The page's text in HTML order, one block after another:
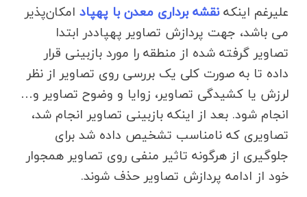
علیرغم اینکهنقشه برداری معدن با پهپاد امکان‌پذیر
می باشد، جهت پردازش تصاویر پهپاددر ابتدا
تصاویر گرفته شده از منطقه را مورد بازبینی قرار
داده تا به صورت کلی یک بررسی روی تصاویر از نظر
لرزش یا کشیدگی تصاویر، زوایا و وضوح تصاویر و…
انجام شود. بعد از اینکه بازبینی تصاویر انجام شد،
تصاویری که نامناسب تشخیص داده شد برای
جلوگیری از هرگونه تاثیر منفی روی تصاویر همجوار
خود از ادامه پردازش تصاویر حذف شوند.